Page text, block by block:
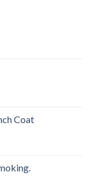
Coat